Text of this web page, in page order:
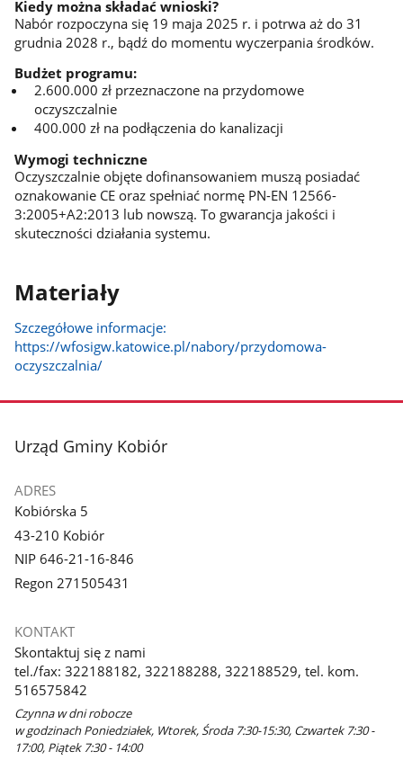
Kiedy można składać wnioski?
Nabór rozpoczyna się 19 maja 2025 r. i potrwa aż do 31
grudnia 2028 r., bądź do momentu wyczerpania środków.
Budżet programu:
2.600.000 zł przeznaczone na przydomowe
oczyszczalnie
400.000 zł na podłączenia do kanalizacji
Wymogi techniczne
Oczyszczalnie objęte dofinansowaniem muszą posiadać
oznakowanie CE oraz spełniać normę PN-EN 12566-
3:2005+A2:2013 lub nowszą. To gwarancja jakości i
skuteczności działania systemu.
Materiały
Szczegółowe informacje:
https://wfosigw.katowice.pl/nabory/przydomowa-
oczyszczalnia/
stopka
Urząd Gminy Kobiór
ADRES
Kobiórska 5
43-210 Kobiór
NIP 646-21-16-846
Regon 271505431
KONTAKT
Skontaktuj się z nami
tel./fax: 322188182, 322188288, 322188529, tel. kom.
516575842
Czynna w dni robocze
w godzinach Poniedziałek, Wtorek, Środa 7:30-15:30, Czwartek 7:30 -
17:00, Piątek 7:30 - 14:00